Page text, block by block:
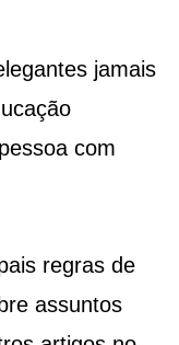
jamais
com
regras de
assuntos